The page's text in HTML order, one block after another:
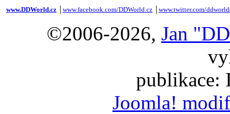
www.DDWorld.cz www.facebook.com/DDWorld.cz www.twitter.com/
©2006-2026, Jan
publikace:
Joomla!